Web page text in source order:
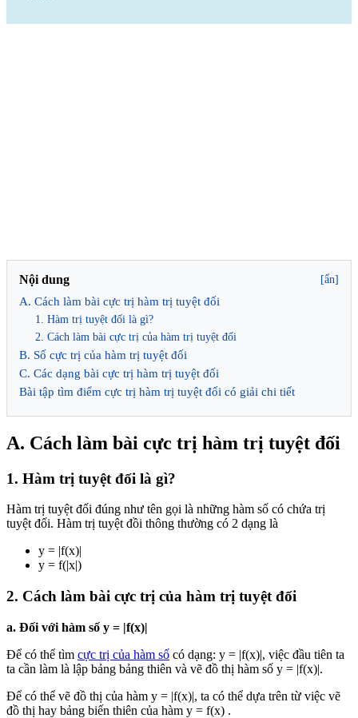
Nội dung [ẩn]
A. Cách làm bài cực trị hàm trị tuyệt đối
1. Hàm trị tuyệt đối là gì?
2. Cách làm bài cực trị của hàm trị tuyệt đối
B. Số cực trị của hàm trị tuyệt đối
C. Các dạng bài cực trị hàm trị tuyệt đối
Bài tập tìm điểm cực trị hàm trị tuyệt đối có giải chi tiết
A. Cách làm bài cực trị hàm trị tuyệt đối
1. Hàm trị tuyệt đối là gì?
Hàm trị tuyệt đối đúng như tên gọi là những hàm số có chứa trị
tuyệt đối. Hàm trị tuyệt đồi thông thường có 2 dạng là
y = |f(x)|
y = f(|x|)
2. Cách làm bài cực trị của hàm trị tuyệt đối
a. Đối với hàm số y = |f(x)|
Để có thể tìm cực trị của hàm số có dạng: y = |f(x)|, việc đầu tiên ta
ta cần làm là lập bảng bảng thiên và vẽ đồ thị hàm số y = |f(x)|.
Để có thể vẽ đồ thị của hàm y = |f(x)|, ta có thể dựa trên từ việc vẽ
đồ thị hay bảng biến thiên của hàm y = f(x) .